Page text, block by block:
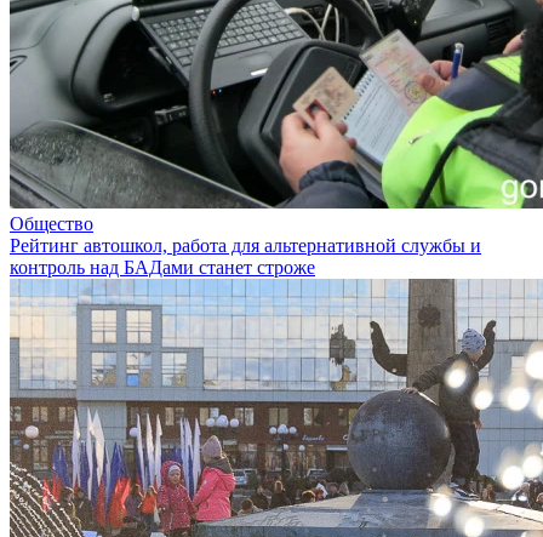
Общество
Рейтинг автошкол, работа для альтернативной службы и
контроль над БАДами станет строже